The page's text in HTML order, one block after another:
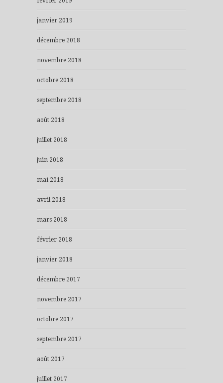
janvier 2019
décembre 2018
novembre 2018
octobre 2018
septembre 2018
août 2018
juillet 2018
juin 2018
mai 2018
avril 2018
mars 2018
février 2018
janvier 2018
décembre 2017
novembre 2017
octobre 2017
septembre 2017
août 2017
juillet 2017